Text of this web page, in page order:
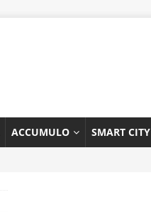
ACCUMULO SMART CITY